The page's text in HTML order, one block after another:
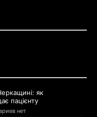
як
пацієнту
нет